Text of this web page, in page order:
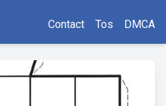
Contact Tos DMCA